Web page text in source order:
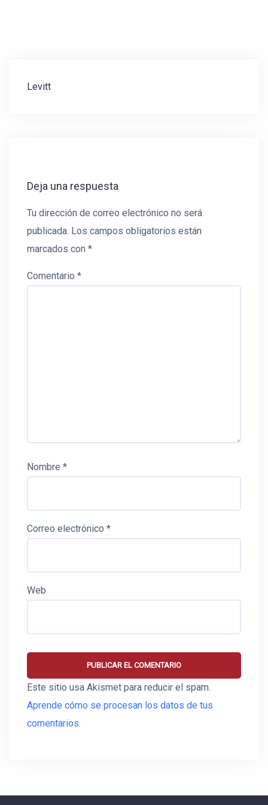
Navegación
Levitt
Deja una respuesta
Tu dirección de correo electrónico no será
publicada. Los campos obligatorios están
marcados con *
Comentario *
Nombre *
Correo electrónico *
Web
Este sitio usa Akismet para reducir el spam.
Aprende cómo se procesan los datos de tus
comentarios.